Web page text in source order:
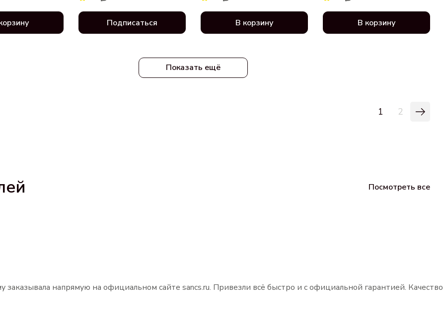
Подписаться В корзину В корзину
Показать ещё
1 2
Посмотреть все
заказывала напрямую на официальном сайте sancs.ru. Привезли всё быстро и с официальной гарантией.